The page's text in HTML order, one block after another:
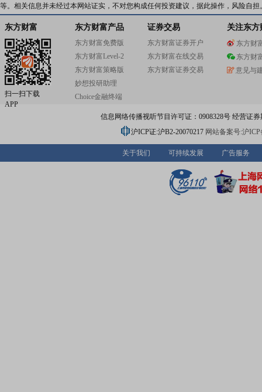
等。相关信息并未经过本网站证实，不对您构成任何投资建议，据此操作，风险自担